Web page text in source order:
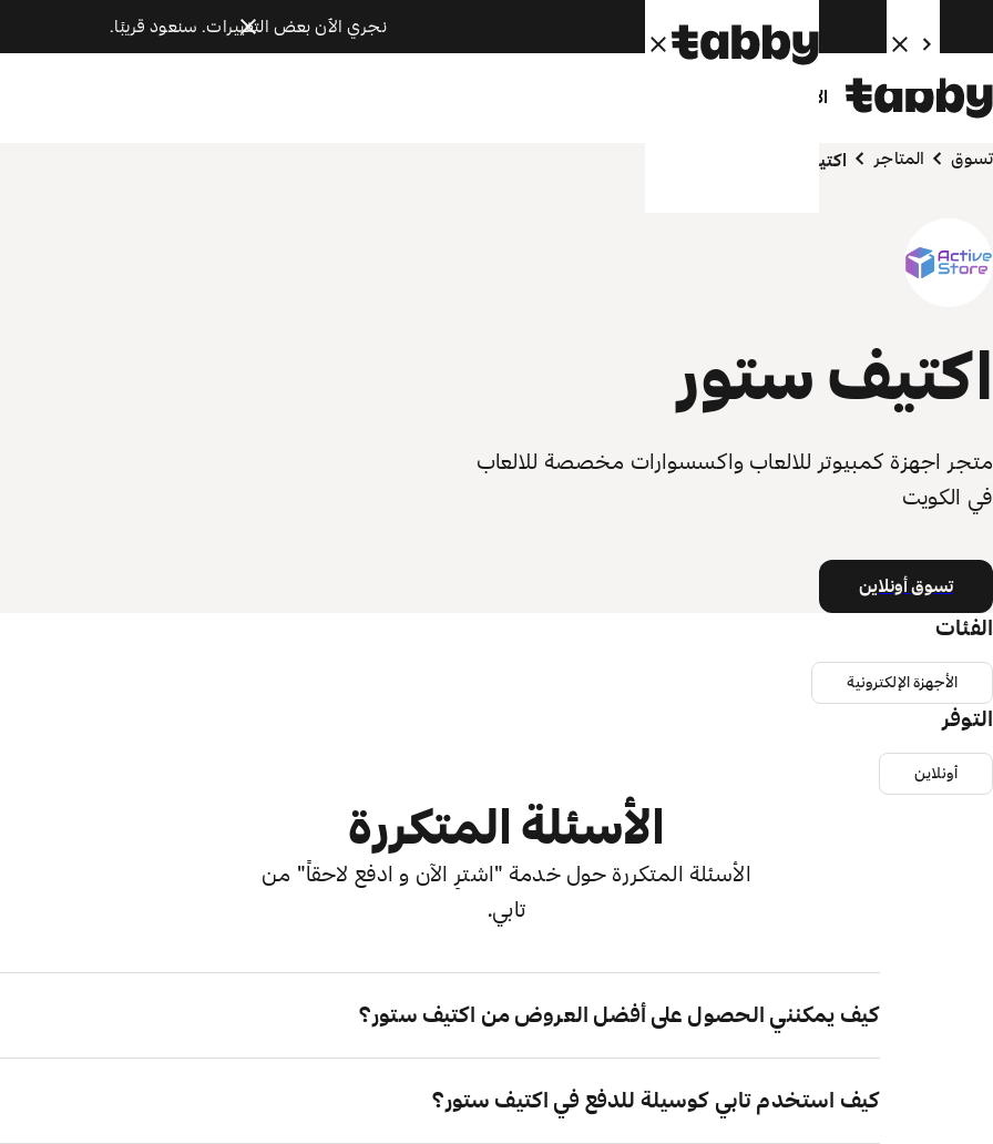
نجري الآن بعض التغييرات. سنعود قريبًا.
الأفراد
تسوق المتاجر اكتيف ستور
اكتيف ستور
متجر اجهزة كمبيوتر للالعاب واكسسوارات مخصصة للالعاب
في الكويت
تسوق أونلاين
الفئات
الأجهزة الإلكترونية
التوفر
أونلاين
الأسئلة المتكررة
الأسئلة المتكررة حول خدمة "اشترِ الآن و ادفع لاحقاً" من
تابي.
كيف يمكنني الحصول على أفضل العروض من اكتيف ستور؟
كيف استخدم تابي كوسيلة للدفع في اكتيف ستور؟